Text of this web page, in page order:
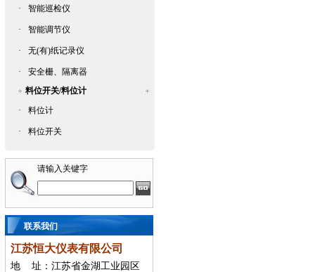
·
智能巡检仪
· 智能调节仪
· 无(有)纸记录仪
·
安全栅、隔离器
料位开关/料位计
·
料位计
· 料位开关
请输入关键字
联系我们
江苏恒大仪表有限公司
地
址：江苏省金湖工业园区